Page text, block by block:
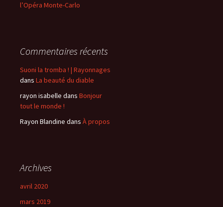
l’Opéra Monte-Carlo
Commentaires récents
Suoni la tromba ! | Rayonnages
dans La beauté du diable
rayon isabelle dans Bonjour
tout le monde !
Rayon Blandine dans À propos
Archives
avril 2020
mars 2019